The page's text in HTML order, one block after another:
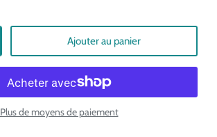
Ajouter au panier
Plus de moyens de paiement